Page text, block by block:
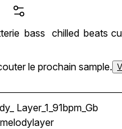
bass chilled beats
le prochain sample.
Layer_1_91bpm_Gb
Layer_1_91bpm_Gb
melodylayer